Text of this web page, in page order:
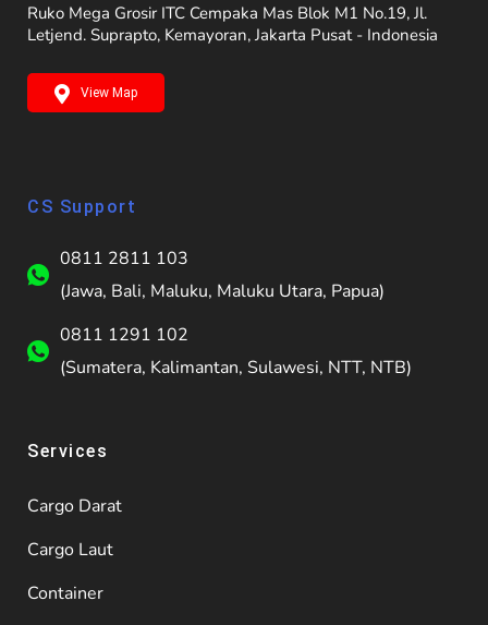
Ruko Mega Grosir ITC Cempaka Mas Blok M1 No.19, Jl.
Letjend. Suprapto, Kemayoran, Jakarta Pusat - Indonesia
View Map
CS Support
0811 2811 103
(Jawa, Bali, Maluku, Maluku Utara, Papua)
0811 1291 102
(Sumatera, Kalimantan, Sulawesi, NTT, NTB)
Services
Cargo Darat
Cargo Laut
Container